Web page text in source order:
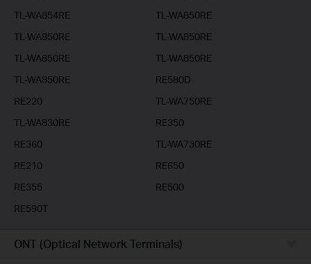
TL-WA854RE
TL-WA850RE
TL-WA850RE
TL-WA850RE
TL-WA850RE
TL-WA850RE
TL-WA850RE
RE580D
RE220
TL-WA750RE
TL-WA830RE
RE350
RE360
TL-WA730RE
RE210
RE650
RE355
RE500
RE590T
ONT (Optical Network Terminals)